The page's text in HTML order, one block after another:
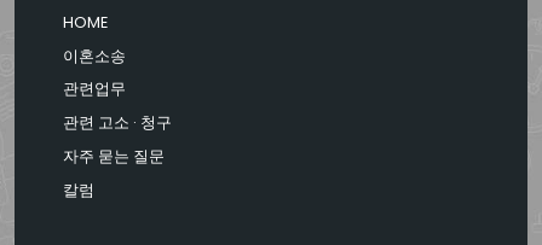
HOME
이혼소송
관련업무
관련 고소 · 청구
자주 묻는 질문
칼럼